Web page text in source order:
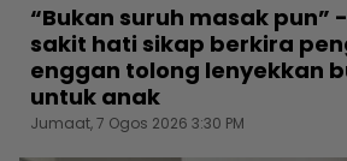
“Bukan suruh masak pun”
sakit hati sikap berkira
enggan tolong lenyekkan
untuk anak
Jumaat, 7 Ogos 2026 3:30 PM